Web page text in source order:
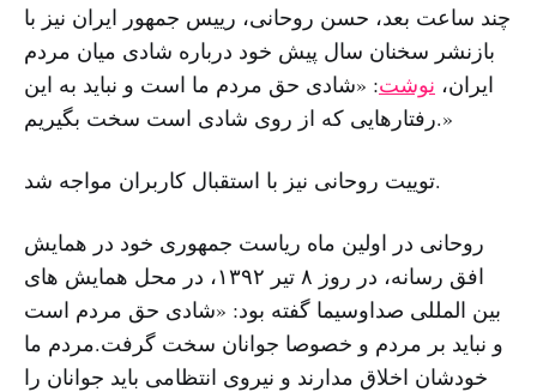
چند ساعت بعد، حسن روحانی، رییس جمهور ایران نیز با
بازنشر سخنان سال پیش خود درباره شادی میان مردم
ایران، نوشت: «شادی حق مردم ما است و نباید به این
رفتارهایی که از روی شادی است سخت بگیریم.»
توییت روحانی نیز با استقبال کاربران مواجه شد.
روحانی در اولین ماه ریاست جمهوری خود در همایش
افق رسانه، در روز ۸ تیر ۱۳۹۲، در محل همایش های
بین المللی صداوسیما گفته بود: «شادی حق مردم است
و نباید بر مردم و خصوصا جوانان سخت گرفت.مردم ما
خودشان اخلاق مدارند و نیروی انتظامی باید جوانان را